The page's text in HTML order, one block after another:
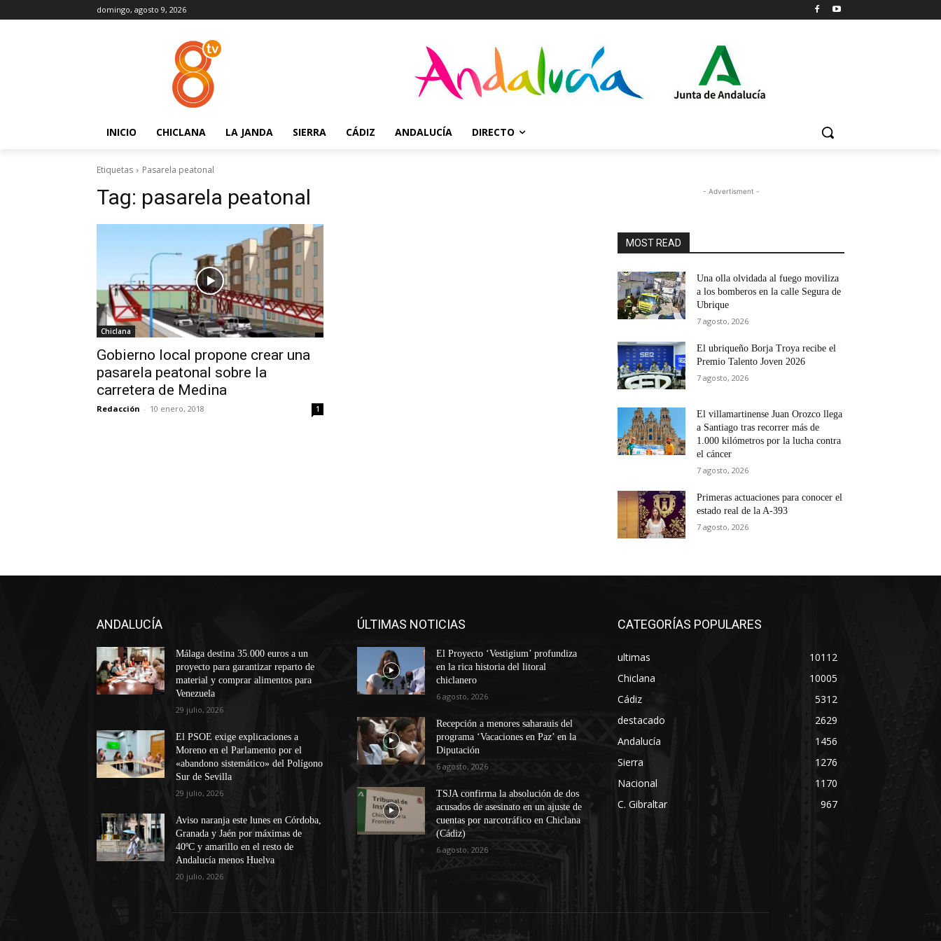
domingo, agosto 9, 2026
INICIO CHICLANA LA JANDA SIERRA CÁDIZ ANDALUCÍA DIRECTO
Etiquetas Pasarela peatonal
Tag: pasarela peatonal
Chiclana
Gobierno local propone crear una
pasarela peatonal sobre la
carretera de Medina
Redacción - 10 enero, 2018 1
- Advertisment -
MOST READ
Una olla olvidada al fuego moviliza
a los bomberos en la calle Segura de
Ubrique
7 agosto, 2026
El ubriqueño Borja Troya recibe el
Premio Talento Joven 2026
7 agosto, 2026
El villamartinense Juan Orozco llega
a Santiago tras recorrer más de
1.000 kilómetros por la lucha contra
el cáncer
7 agosto, 2026
Primeras actuaciones para conocer el
estado real de la A-393
7 agosto, 2026
ANDALUCÍA
Málaga destina 35.000 euros a un
proyecto para garantizar reparto de
material y comprar alimentos para
Venezuela
29 julio, 2026
El PSOE exige explicaciones a
Moreno en el Parlamento por el
«abandono sistemático» del Polígono
Sur de Sevilla
29 julio, 2026
Aviso naranja este lunes en Córdoba,
Granada y Jaén por máximas de
40ºC y amarillo en el resto de
Andalucía menos Huelva
20 julio, 2026
ÚLTIMAS NOTICIAS
El Proyecto ‘Vestigium’ profundiza
en la rica historia del litoral
chiclanero
6 agosto, 2026
Recepción a menores saharauis del
programa ‘Vacaciones en Paz’ en la
Diputación
6 agosto, 2026
TSJA confirma la absolución de dos
acusados de asesinato en un ajuste de
cuentas por narcotráfico en Chiclana
(Cádiz)
6 agosto, 2026
CATEGORÍAS POPULARES
ultimas
10112
Chiclana
10005
Cádiz
5312
destacado
2629
Andalucía
1456
Sierra
1276
Nacional
1170
C. Gibraltar
967